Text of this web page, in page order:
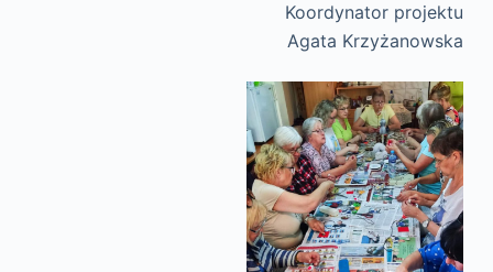
Koordynator projektu
Agata Krzyżanowska